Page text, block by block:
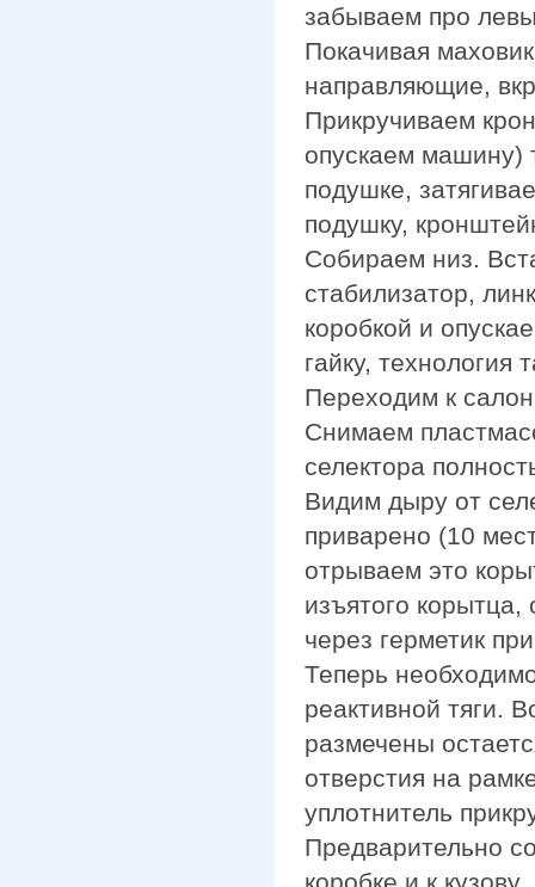
забываем про
Покачивая
направляющие,
Прикручиваем
опускаем машину)
подушке,
подушку,
Собираем низ.
стабилизатор,
коробкой и
гайку, технология
Переходим к
Снимаем
селектора
Видим дыру от
приварено (10
отрываем это
изъятого
через герметик
Теперь
реактивной тяги.
размечены
отверстия на
уплотнитель
Предварительно